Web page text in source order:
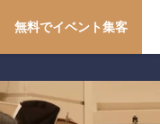
無料でイベント集客